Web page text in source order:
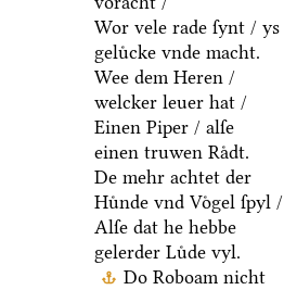
Wor vele rade ſynt / ys
geluͤcke vnde macht.
Wee dem Heren /
welcker leuer hat /
Einen Piper / alſe
einen truwen Raͤdt.
De mehr achtet der
Huͤnde vnd Voͤgel ſpyl /
Alſe dat he hebbe
gelerder Luͤde vyl.
Do Roboam nicht